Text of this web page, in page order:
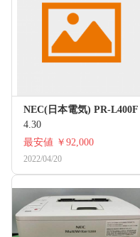
NEC(日本電気) PR-L400F
4.30
最安値 ￥92,000
2022/04/20